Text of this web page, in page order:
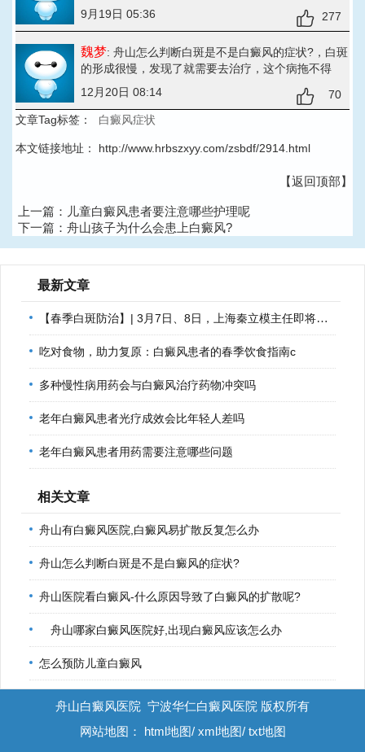
9月19日 05:36
277
魏梦: 舟山怎么判断白斑是不是白癜风的症状?，白斑
的形成很慢，发现了就需要去治疗，这个病拖不得
12月20日 08:14
70
文章Tag标签：
白癜风症状
本文链接地址： http://www.hrbszxyy.com/zsbdf/2914.html
【返回顶部】
上一篇： 儿童白癜风患者要注意哪些护理呢
下一篇： 舟山孩子为什么会患上白癜风?
最新文章
【春季白斑防治】| 3月7日、8日，上海秦立模主任即将到诊，助
吃对食物，助力复原：白癜风患者的春季饮食指南c
多种慢性病用药会与白癜风治疗药物冲突吗
老年白癜风患者光疗成效会比年轻人差吗
老年白癜风患者用药需要注意哪些问题
相关文章
舟山有白癜风医院,白癜风易扩散反复怎么办
舟山怎么判断白斑是不是白癜风的症状?
舟山医院看白癜风-什么原因导致了白癜风的扩散呢?
舟山哪家白癜风医院好,出现白癜风应该怎么办
怎么预防儿童白癜风
舟山白癜风医院 宁波华仁白癜风医院 版权所有
网站地图： html地图/ xml地图/ txt地图